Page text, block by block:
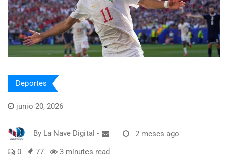
Deportes
junio 20, 2026
By La Nave Digital - 2 meses ago
0 77 3 minutes read